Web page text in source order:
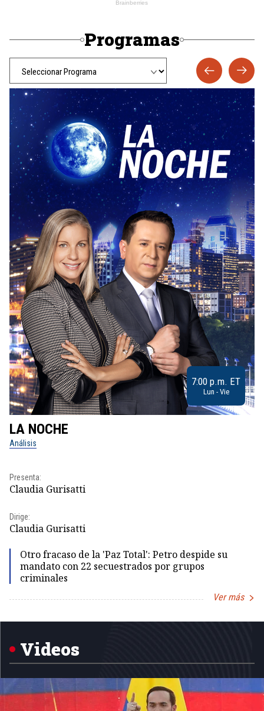
Programas
7:00 p.m. ET
Lun - Vie
LA NOCHE
Análisis
Presenta:
Claudia Gurisatti
Dirige:
Claudia Gurisatti
Otro fracaso de la 'Paz Total': Petro despide su
mandato con 22 secuestrados por grupos
criminales
Ver más
Videos